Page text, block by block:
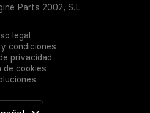
Parts 2002, S.L.
legal
condiciones
privacidad
de cookies